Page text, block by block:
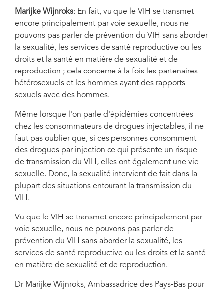
Marijke Wijnroks: En fait, vu que le VIH se transmet
encore principalement par voie sexuelle, nous ne
pouvons pas parler de prévention du VIH sans aborder
la sexualité, les services de santé reproductive ou les
droits et la santé en matière de sexualité et de
reproduction ; cela concerne à la fois les partenaires
hétérosexuels et les hommes ayant des rapports
sexuels avec des hommes.
Même lorsque l'on parle d'épidémies concentrées
chez les consommateurs de drogues injectables, il ne
faut pas oublier que, si ces personnes consomment
des drogues par injection ce qui présente un risque
de transmission du VIH, elles ont également une vie
sexuelle. Donc, la sexualité intervient de fait dans la
plupart des situations entourant la transmission du
VIH.
Vu que le VIH se transmet encore principalement par
voie sexuelle, nous ne pouvons pas parler de
prévention du VIH sans aborder la sexualité, les
services de santé reproductive ou les droits et la santé
en matière de sexualité et de reproduction.
Dr Marijke Wijnroks, Ambassadrice des Pays-Bas pour